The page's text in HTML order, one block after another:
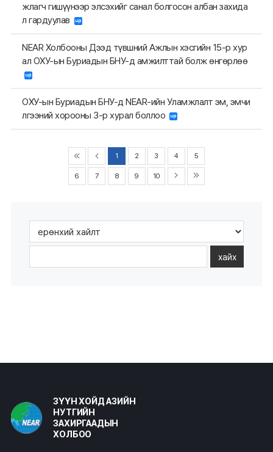
жлагч гишүүнээр элсэхийг санал болгосон албан захида
л гардуулав
NEAR Холбооны Дээд түвшний Ажлын хэсгийн 15-р хур
ал ОХУ-ын Буриадын БНУ-д амжилттай болж өнгөрлөө
ОХУ-ын Буриадын БНУ-д NEAR-ийн Уламжлалт эм, эмчи
лгээний хорооны 3-р хурал боллоо
1 2 3 4 5
6 7 8 9 10
хайх
ЗҮҮН ХОЙД АЗИЙН
НУТГИЙН
ЗАХИРГААДЫН
ХОЛБОО